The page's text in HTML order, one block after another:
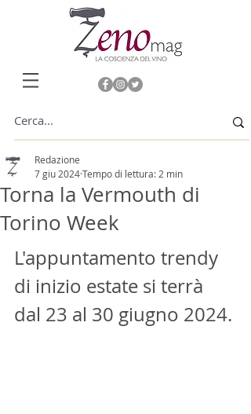
Torna la Vermouth di
Torino Week
Redazione
7 giu 2024Tempo di lettura: 2 min
L'appuntamento trendy
di inizio estate si terrà
dal 23 al 30 giugno 2024.